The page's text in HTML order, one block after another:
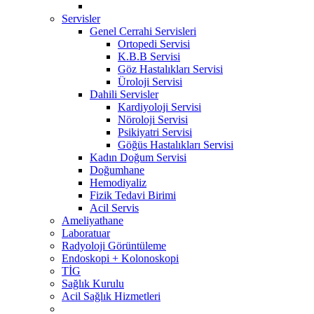
Servisler
Genel Cerrahi Servisleri
Ortopedi Servisi
K.B.B Servisi
Göz Hastalıkları Servisi
Üroloji Servisi
Dahili Servisler
Kardiyoloji Servisi
Nöroloji Servisi
Psikiyatri Servisi
Göğüs Hastalıkları Servisi
Kadın Doğum Servisi
Doğumhane
Hemodiyaliz
Fizik Tedavi Birimi
Acil Servis
Ameliyathane
Laboratuar
Radyoloji Görüntüleme
Endoskopi + Kolonoskopi
TİG
Sağlık Kurulu
Acil Sağlık Hizmetleri